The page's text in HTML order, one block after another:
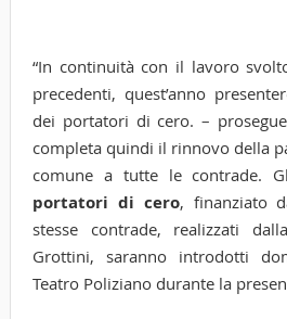
“In continuità con il lavoro
precedenti, quest’anno
dei portatori di cero. –
completa quindi il rinnovo della
comune a tutte le contrade.
portatori di cero, finanziato
stesse contrade, realizzati
Grottini, saranno introdotti
Teatro Poliziano durante la